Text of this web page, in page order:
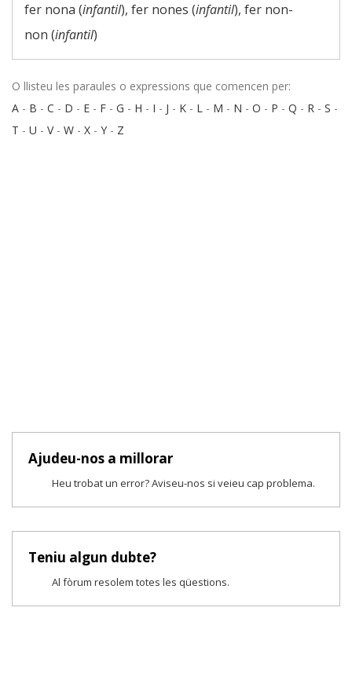
fer nona (infantil), fer nones (infantil), fer non-
non (infantil)
O llisteu les paraules o expressions que comencen per:
A - B - C - D - E - F - G - H - I - J - K - L - M - N - O - P - Q - R - S -
T - U - V- W - X - Y - Z
Ajudeu-nos a millorar
Heu trobat un error? Aviseu-nos si veieu cap problema.
Teniu algun dubte?
Al fòrum resolem totes les qüestions.